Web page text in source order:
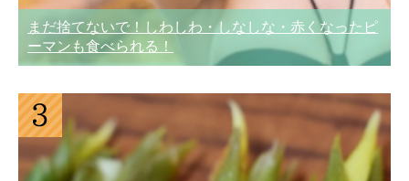
まだ捨てないで！しわしわ・しなしな・赤くなったピ
ーマンも食べられる！